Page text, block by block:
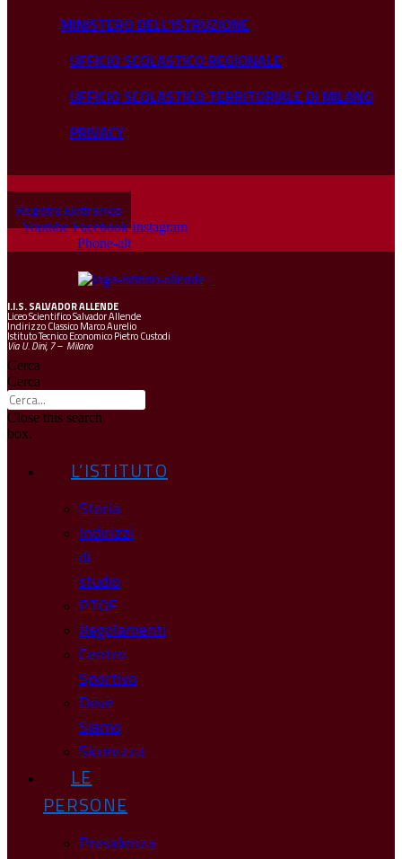
MINISTERO DELL'ISTRUZIONE
UFFICIO SCOLASTICO REGIONALE
UFFICIO SCOLASTICO TERRITORIALE DI MILANO
PRIVACY
Registro Elettronico
Youtube Facebook Instagram
Phone-alt
I.I.S.SALVADOR ALLENDE
Liceo Scientifico Salvador Allende
Indirizzo Classico Marco Aurelio
Istituto Tecnico Economico Pietro Custodi
Via U. Dini, 7 – Milano
Cerca
Cerca
Close this search
box.
L’ISTITUTO
Storia
Indirizzi
di
studio
PTOF
Regolamenti
Centro
Sportivo
Dove
Siamo
Sicurezza
LE
PERSONE
Presidenza